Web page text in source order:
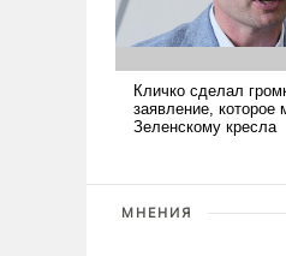
МНЕНИЯ